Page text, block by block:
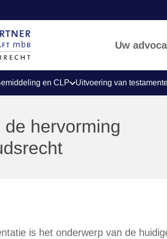
Uw
en CLP Uitvoering van
hervorming
is het onderwerp van de